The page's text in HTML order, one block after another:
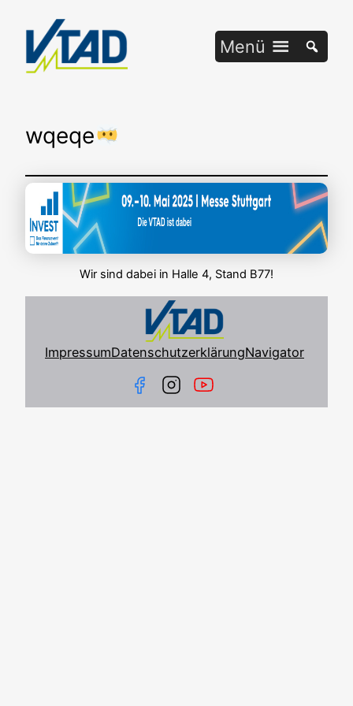
springen
Menü
wqe­qe
Wir sind dabei in Hal­le 4, Stand B77!
ImpressumDatenschutzerklärungNavigator